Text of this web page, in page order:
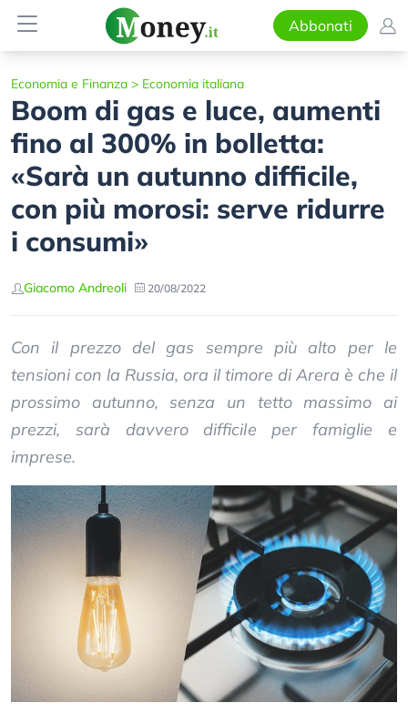
Abbonati
Economia e Finanza > Economia italiana
Boom di gas e luce, aumenti
fino al 300% in bolletta:
«Sarà un autunno difficile,
con più morosi: serve ridurre
i consumi»
Giacomo Andreoli 20/08/2022
Con il prezzo del gas sempre più alto per le
tensioni con la Russia, ora il timore di Arera è che il
prossimo autunno, senza un tetto massimo ai
prezzi, sarà davvero difficile per famiglie e
imprese.